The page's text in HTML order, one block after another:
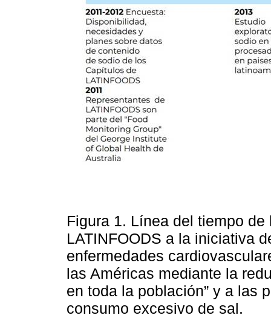
Figura 1. Línea del tiempo
LATINFOODS a la iniciativa
enfermedades
las Américas mediante la
en toda la población” y a las
consumo excesivo de sal.